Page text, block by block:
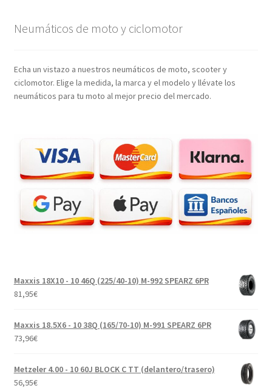
Neumáticos de moto y ciclomotor
Echa un vistazo a nuestros neumáticos de moto, scooter y
ciclomotor. Elige la medida, la marca y el modelo y llévate los
neumáticos para tu moto al mejor precio del mercado.
Maxxis 18X10 - 10 46Q (225/40-10) M-992 SPEARZ 6PR
81,95€
Maxxis 18.5X6 - 10 38Q (165/70-10) M-991 SPEARZ 6PR
73,96€
Metzeler 4.00 - 10 60J BLOCK C TT (delantero/trasero)
56,95€